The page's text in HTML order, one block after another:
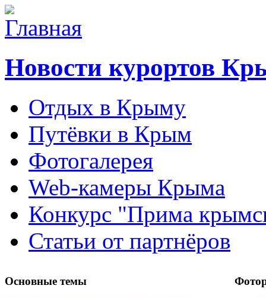
Новости курортов
Отдых в Крыму
Путёвки в Крым
Фотогалерея
Web-камеры Крыма
Конкурс "Прима
Статьи от партнёров
Основные темы